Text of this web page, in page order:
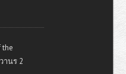
the
านร 2